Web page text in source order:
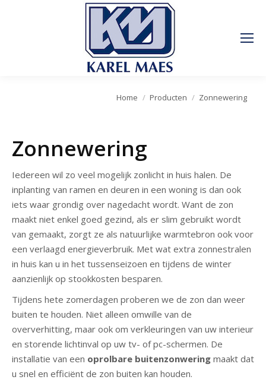
Je bent hier:
Home Producten Zonnewering
Zonnewering
Iedereen wil zo veel mogelijk zonlicht in huis halen. De
inplanting van ramen en deuren in een woning is dan ook
iets waar grondig over nagedacht wordt. Want de zon
maakt niet enkel goed gezind, als er slim gebruikt wordt
van gemaakt, zorgt ze als natuurlijke warmtebron ook voor
een verlaagd energieverbruik. Met wat extra zonnestralen
in huis kan u in het tussenseizoen en tijdens de winter
aanzienlijk op stookkosten besparen.
Tijdens hete zomerdagen proberen we de zon dan weer
buiten te houden. Niet alleen omwille van de
oververhitting, maar ook om verkleuringen van uw interieur
en storende lichtinval op uw tv- of pc-schermen. De
installatie van een oprolbare buitenzonwering maakt dat
u snel en efficiënt de zon buiten kan houden.